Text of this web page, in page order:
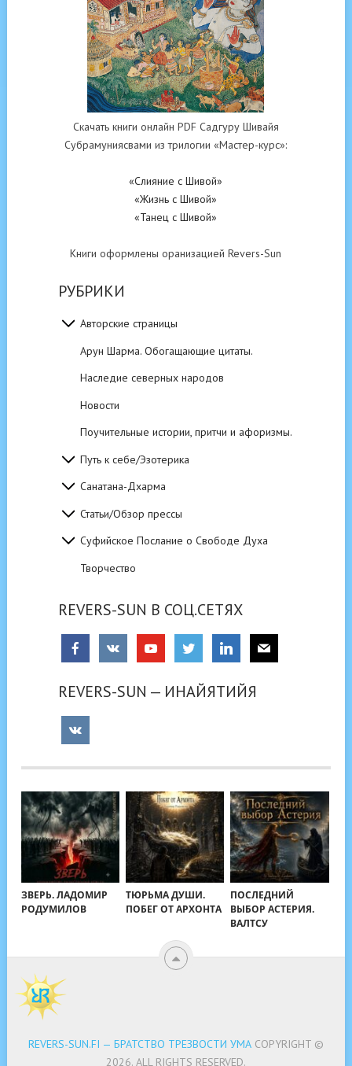
Скачать книги онлайн PDF Садгуру Шивайя
Субрамуниясвами из трилогии «Мастер-курс»:
«Слияние с Шивой»
«Жизнь с Шивой»
«Танец с Шивой»
Книги оформлены оранизацией Revers-Sun
РУБРИКИ
Авторские страницы
Арун Шарма. Обогащающие цитаты.
Наследие северных народов
Новости
Поучительные истории, притчи и афоризмы.
Путь к себе/Эзотерика
Санатана-Дхарма
Статьи/Обзор прессы
Суфийское Послание о Свободе Духа
Творчество
REVERS-SUN В СОЦ.СЕТЯХ
REVERS-SUN — ИНАЙЯТИЙЯ
ЗВЕРЬ. ЛАДОМИР
РОДУМИЛОВ
ТЮРЬМА ДУШИ.
ПОБЕГ ОТ АРХОНТА
ПОСЛЕДНИЙ
ВЫБОР АСТЕРИЯ.
ВАЛТСУ
REVERS-SUN.FI — БРАТСТВО ТРЕЗВОСТИ УМАCOPYRIGHT ©
2026. ALL RIGHTS RESERVED.